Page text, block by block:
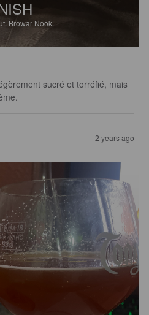
Browar Nook.
sucré et torréfié, mais
2 years ago